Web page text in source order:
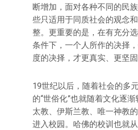
断增加，面对各种不同的民
些只适用于同质社会的观念
整。更重要的是，在有充分
条件下，一个人所作的决择
度的决择，才更真实、更坚固
19世纪以后，随着社会的多
的“世俗化”也就随着文化逐
太教、伊斯兰教、唯一神教
进入校园。哈佛的校训也就